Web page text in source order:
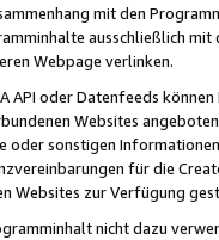
mit den
ausschließlich
Webpage verlinken.
API oder Datenfeeds
Websites
oder sonstigen
für die
Websites zur Verfügung
nicht dazu